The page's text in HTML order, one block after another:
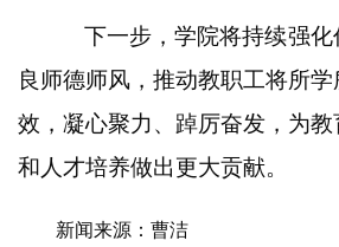
下一步，学院将持续强
良师德师风，推动教职工将所
效，凝心聚力、踔厉奋发，为
和人才培养做出更大贡献。
新闻来源：曹洁